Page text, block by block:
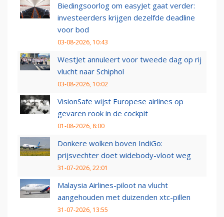
Biedingsoorlog om easyJet gaat verder:
investeerders krijgen dezelfde deadline
voor bod
03-08-2026, 10:43
WestJet annuleert voor tweede dag op rij
vlucht naar Schiphol
03-08-2026, 10:02
VisionSafe wijst Europese airlines op
gevaren rook in de cockpit
01-08-2026, 8:00
Donkere wolken boven IndiGo:
prijsvechter doet widebody-vloot weg
31-07-2026, 22:01
Malaysia Airlines-piloot na vlucht
aangehouden met duizenden xtc-pillen
31-07-2026, 13:55